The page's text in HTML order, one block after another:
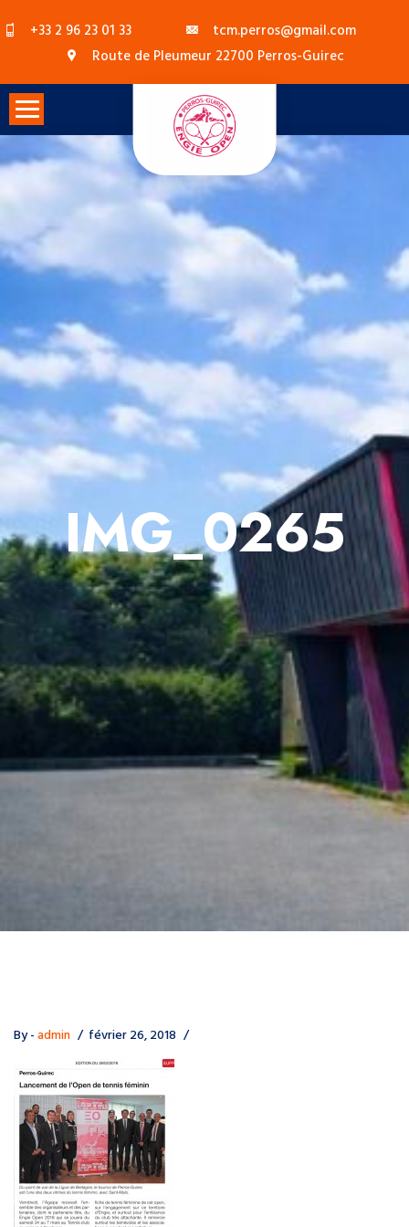
to
+33 2 96 23 01 33
tcm.perros@gmail.com
Route de Pleumeur 22700 Perros-Guirec
IMG_0265
By -admin février 26, 2018